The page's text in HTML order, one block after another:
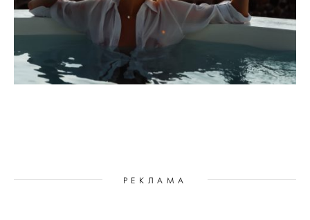
РЕКЛАМА